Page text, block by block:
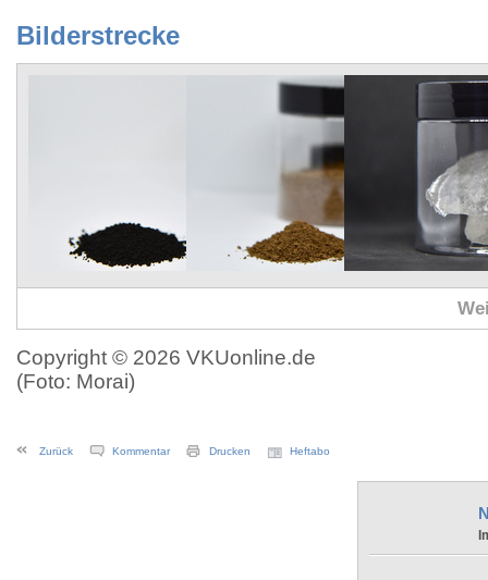
Bilderstrecke
Copyright © 2026 VKUonline.de
(Foto: Morai)
Zurück Kommentar Drucken Heftabo